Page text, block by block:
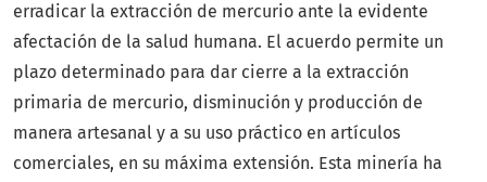
erradicar la extracción de mercurio ante la evidente
afectación de la salud humana. El acuerdo permite un
plazo determinado para dar cierre a la extracción
primaria de mercurio, disminución y producción de
manera artesanal y a su uso práctico en artículos
comerciales, en su máxima extensión. Esta minería ha